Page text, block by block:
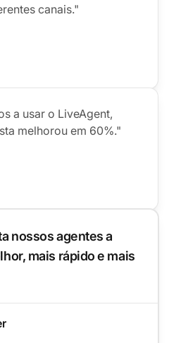
canais."
a usar o LiveAgent,
melhorou em 60%."
nossos agentes a
mais rápido e mais